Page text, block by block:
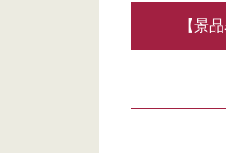
【景